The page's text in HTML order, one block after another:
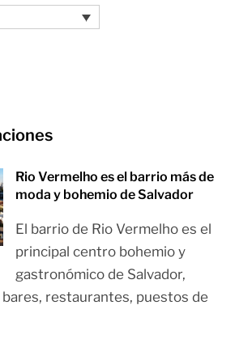
Rio Vermelho es el barrio más de
moda y bohemio de Salvador
El barrio de Rio Vermelho es el
principal centro bohemio y
gastronómico de Salvador,
restaurantes, puestos de